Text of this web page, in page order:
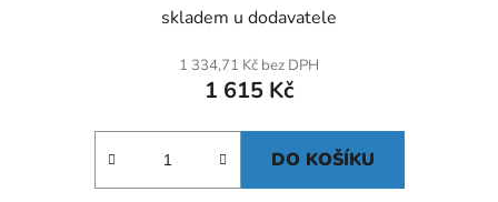
skladem u dodavatele
1 334,71 Kč bez DPH
1 615 Kč
DO KOŠÍKU